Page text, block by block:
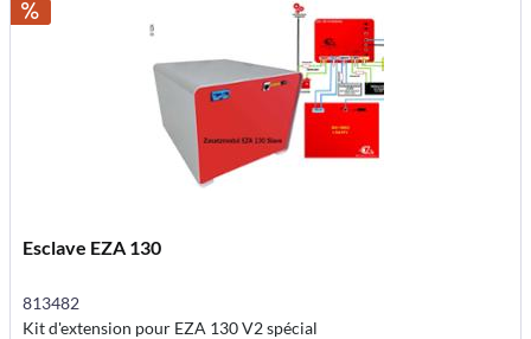
Esclave EZA 130
813482
Kit d'extension pour EZA 130 V2 spécial